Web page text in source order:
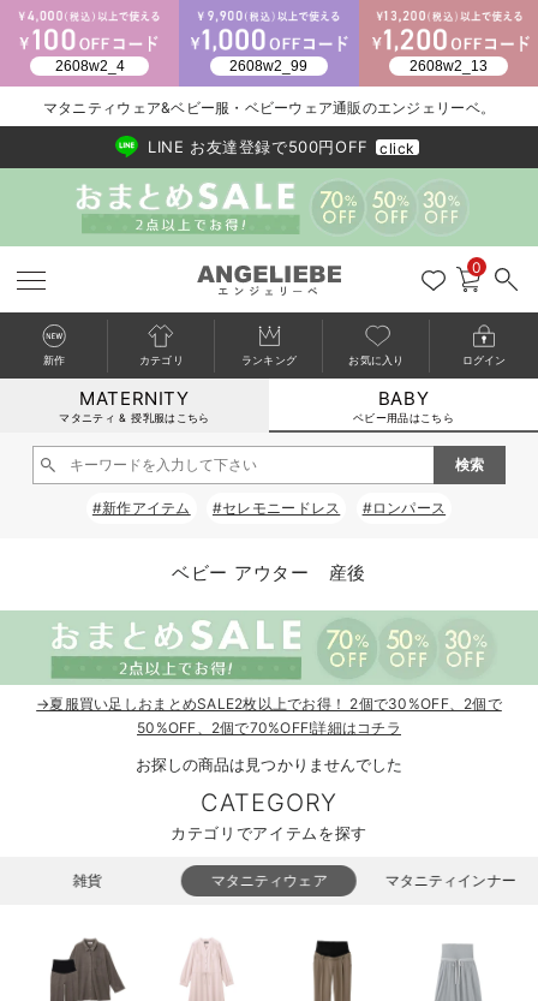
新生児服全て
ベビー服全て
ロンパース・カバーオール
ベビー ブルマ
ベビー スカート
スタイ・よだれかけ（新生児・ベビー）
ベビー帽子（新生児・乳児）
新生児スリーパー・ベビーパジャマ
シーズンアイテム全て
ベビー・新生児 寝具全て
ベビーベッド・布団 （ベビー・新生児）
ベビー 雑貨全て
ベビーチェア（ハイローチェア）・ベビーラック
ベビー 雑貨 小物
ベビー安全グッズ
赤ちゃん 洗剤・洗濯用品・お掃除
赤ちゃん お風呂・ベビースキンケア
お出かけグッズ全て
ベビー｜季節の特集全て
猛暑からベビーを守るひんやりグッズ
ベビーの動物なりきり特集
ベビー 夏のお役立ちグッズ特集
アウトレット全て
【アウトレット】ワンピース
【アウトレット】パジャマ
【アウトレット】インナー
特集全て
抗菌防臭加工
コットン素材
冷房対策
快適機能ウェア特集 トップス
快適機能ウェア特集 ボトムス
再入荷全て
再入荷｜インナー
戻る
送料無料アイテム全て
ワンピース
スカート
パジャマ
戻る
ブラキャミ おまとめ
戻る
【37周年祭セール】
【37周年祭セール】
戻る
気温差別オススメア
【15℃】3月下旬～
戻る
動きやすく着回しで
戻る
強撚スムース(コスパ
戻る
マタニティウェア
【おまとめ割】パジ
戻る
こだわりの履き心地
カジュアル
オフィス
戻る
ジャケット派
きれいめ美脚パンツ派
ツィード派
戻る
出産準備応援割全て
マタニティパジャマ
戻る
【オフィスカジュア
戻る
レギンスタイプ
戻る
【フォーマル】ワン
戻る
【ベビー】長袖
戻る
ハンカチ
短肌着
セット
戻る
快適ウェア10%OFF
快適ウェア10%OFF
戻る
春のマタニティワン
セットアップ・ レイ
ジャンパースカート/
ワーク・オフィス
戻る
Gift Selection 出産
〜3,000円（税込）
10,001円（税込）〜
女の子におススメの
何枚あっても嬉しい
長く使えるアイテム
戻る
冬の冷え対策インナ
薄くてあったか
保温&リカバリー
レギンス・タイツ
戻る
入院準備の持ち物チ
入院してすぐ使うグ
戻る
冬のあったか特集全て
【冬のあったか特集
【冬のあったか特集
マタニティウェア&ベビー服・ベビーウェア通販のエンジェリーベ。
2026/NewArrival
送料495円(一部地域を除く) 7,700円以上で送料無料
LINE お友達登録で500円OFF click
0
新作 カテゴリ ランキング お気に入り ログイン
MATERNITY
マタニティ & 授乳服はこちら
BABY
ベビー用品はこちら
#新作アイテム #セレモニードレス #ロンパース
ベビー アウター 産後
→夏服買い足しおまとめSALE2枚以上でお得！ 2個で30%OFF、2個で
50%OFF、2個で70%OFF!詳細はコチラ
お探しの商品は見つかりませんでした
CATEGORY
カテゴリでアイテムを探す
雑貨 マタニティウェア マタニティインナー
カートに入れる
閉じる